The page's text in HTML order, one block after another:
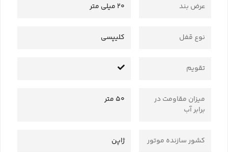
عرض بند 20 میلی متر
نوع قفل کلیپسی
تقویم
میزان مقاومت در
برابر آب
50 متر
کشور سازنده موتور ژاپن